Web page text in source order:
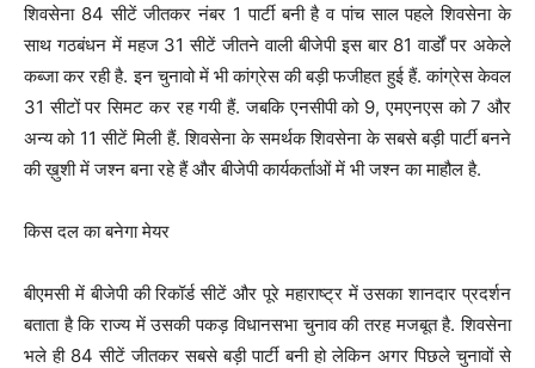
शिवसेना 84 सीटें जीतकर नंबर 1 पार्टी बनी है व पांच साल पहले शिवसेना के
साथ गठबंधन में महज 31 सीटें जीतने वाली बीजेपी इस बार 81 वार्डों पर अकेले
कब्जा कर रही है. इन चुनावो में भी कांग्रेस की बड़ी फजीहत हुई हैं. कांग्रेस केवल
31 सीटों पर सिमट कर रह गयी हैं. जबकि एनसीपी को 9, एमएनएस को 7 और
अन्य को 11 सीटें मिली हैं. शिवसेना के समर्थक शिवसेना के सबसे बड़ी पार्टी बनने
की ख़ुशी में जश्न बना रहे हैं और बीजेपी कार्यकर्ताओं में भी जश्न का माहौल है.
किस दल का बनेगा मेयर
बीएमसी में बीजेपी की रिकॉर्ड सीटें और पूरे महाराष्ट्र में उसका शानदार प्रदर्शन
बताता है कि राज्य में उसकी पकड़ विधानसभा चुनाव की तरह मजबूत है. शिवसेना
भले ही 84 सीटें जीतकर सबसे बड़ी पार्टी बनी हो लेकिन अगर पिछले चुनावों से